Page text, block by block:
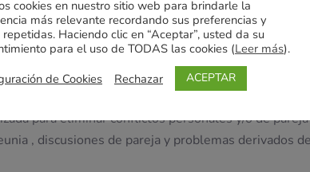
mujeres con dispareunia no tienen un historial de
un papel importante.
para eliminar conflictos personales y/o de
, discusiones de pareja y problemas derivados
cookies en nuestro sitio web para brindarle la
más relevante recordando sus preferencias y
Haciendo clic en “Aceptar”, usted da su
para el uso de TODAS las cookies (Leer más).
de Cookies
Rechazar ACEPTAR